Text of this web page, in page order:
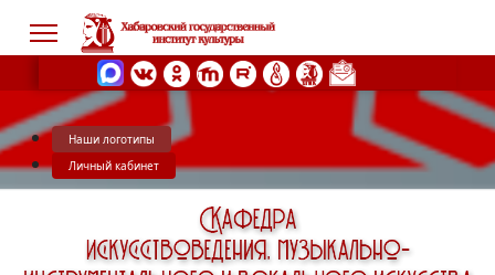
Наши логотипы
Личный кабинет